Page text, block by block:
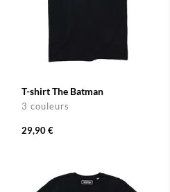
T-shirt The Batman
3 couleurs
29,90 €